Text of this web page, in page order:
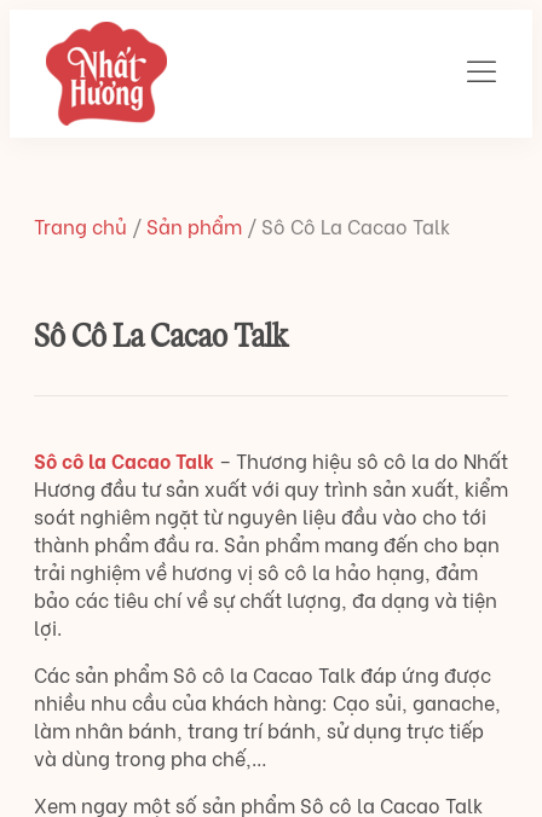
Trang chủ / Sản phẩm / Sô Cô La Cacao Talk
Sô Cô La Cacao Talk
Sô cô la Cacao Talk – Thương hiệu sô cô la do Nhất
Hương đầu tư sản xuất với quy trình sản xuất, kiểm
soát nghiêm ngặt từ nguyên liệu đầu vào cho tới
thành phẩm đầu ra. Sản phẩm mang đến cho bạn
trải nghiệm về hương vị sô cô la hảo hạng, đảm
bảo các tiêu chí về sự chất lượng, đa dạng và tiện
lợi.
Các sản phẩm Sô cô la Cacao Talk đáp ứng được
nhiều nhu cầu của khách hàng: Cạo sủi, ganache,
làm nhân bánh, trang trí bánh, sử dụng trực tiếp
và dùng trong pha chế,…
Xem ngay một số sản phẩm Sô cô la Cacao Talk